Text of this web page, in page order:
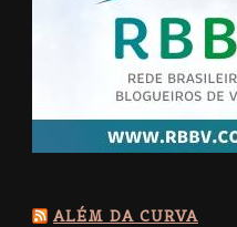
ALÉM DA CURVA